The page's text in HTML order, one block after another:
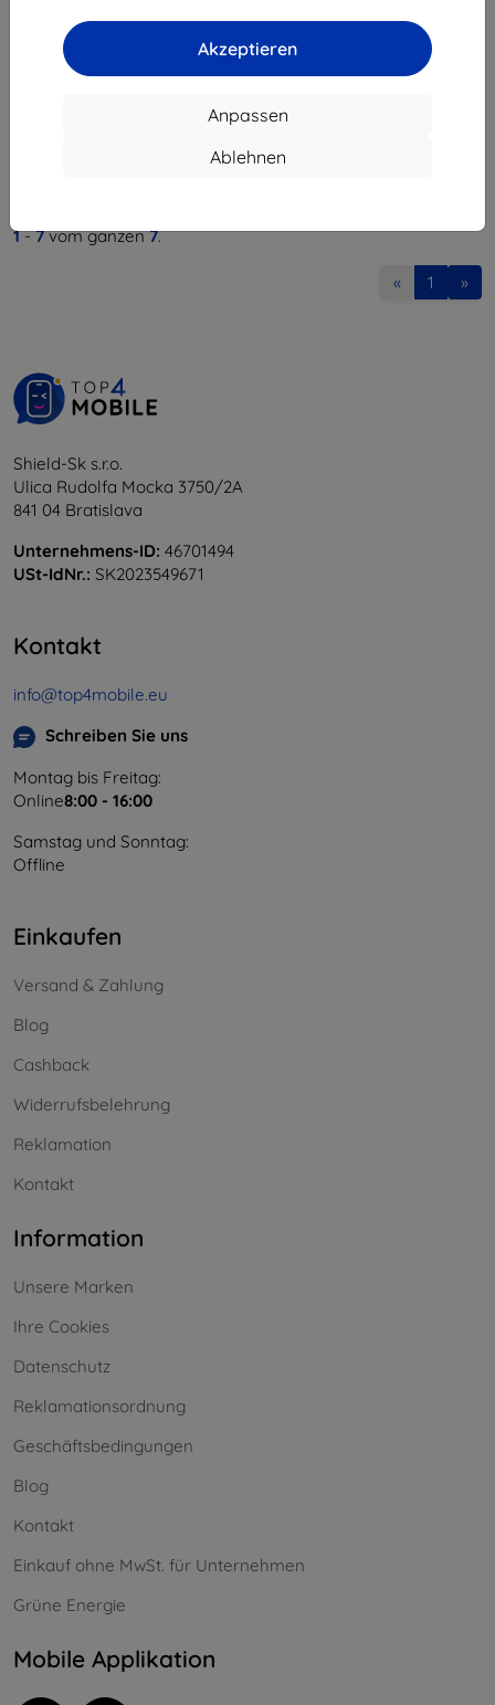
Akzeptieren
Anpassen
Ablehnen
1-7vom ganzen7.
« 1 »
Shield-Sk s.r.o.
Ulica Rudolfa Mocka 3750/2A
841 04 Bratislava
Unternehmens-ID: 46701494
USt-IdNr.: SK2023549671
Kontakt
info@top4mobile.eu
Schreiben Sie uns
Montag bis Freitag:
Online8:00 - 16:00
Samstag und Sonntag:
Offline
Einkaufen
Versand & Zahlung
Blog
Cashback
Widerrufsbelehrung
Reklamation
Kontakt
Information
Unsere Marken
Ihre Cookies
Datenschutz
Reklamationsordnung
Geschäftsbedingungen
Blog
Kontakt
Einkauf ohne MwSt. für Unternehmen
Grüne Energie
Mobile Applikation